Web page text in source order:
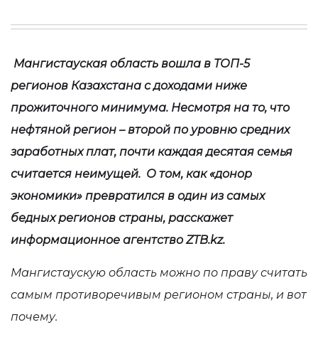
Мангистауская область вошла в ТОП-5
регионов Казахстана с доходами ниже
прожиточного минимума. Несмотря на то, что
нефтяной регион – второй по уровню средних
заработных плат, почти каждая десятая семья
считается неимущей. О том, как «донор
экономики» превратился в один из самых
бедных регионов страны, расскажет
информационное агентствоZTB.kz.
Мангистаускую область можно по праву считать
самым противоречивым регионом страны, и вот
почему.